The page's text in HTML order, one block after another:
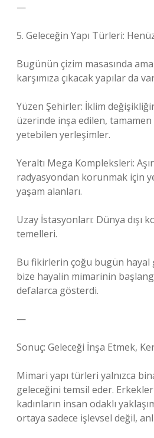
—
5. Geleceğin Yapı Türleri:
Bugünün çizim masasında
karşımıza çıkacak yapılar da
Yüzen Şehirler: İklim
üzerinde inşa edilen,
yetebilen yerleşimler.
Yeraltı Mega Kompleksleri:
radyasyondan korunmak için
yaşam alanları.
Uzay İstasyonları: Dünya dışı
temelleri.
Bu fikirlerin çoğu bugün
bize hayalin mimarinin
defalarca gösterdi.
—
Sonuç: Geleceği İnşa Etmek,
Mimari yapı türleri yalnızca
geleceğini temsil eder.
kadınların insan odaklı
ortaya sadece işlevsel değil,